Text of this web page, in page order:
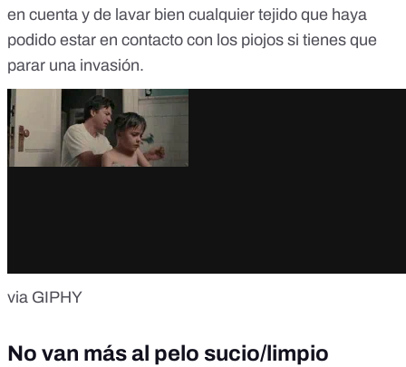
en cuenta y de lavar bien cualquier tejido que haya
podido estar en contacto con los piojos si tienes que
parar una invasión.
via GIPHY
No van más al pelo sucio/limpio